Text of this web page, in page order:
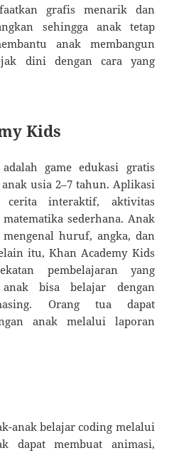
grafis menarik dan
sehingga anak tetap
anak membangun
dini dengan cara yang
Kids
game edukasi gratis
usia 2–7 tahun. Aplikasi
cerita interaktif, aktivitas
sederhana. Anak
huruf, angka, dan
itu, Khan Academy Kids
pembelajaran yang
bisa belajar dengan
Orang tua dapat
anak melalui laporan
anak belajar coding melalui
dapat membuat animasi,